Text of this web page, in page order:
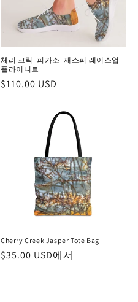
체리 크릭 '피카소' 재스퍼 레이스업
플라이니트
정
$110.00 USD
Cherry Creek Jasper Tote Bag
정
$35.00 USD에서